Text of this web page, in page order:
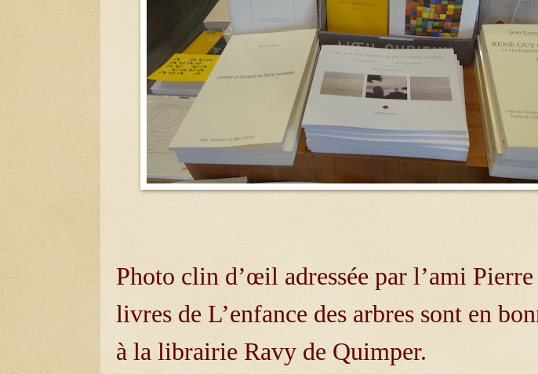
Photo clin d’œil adressée par l’ami
livres de L’enfance des arbres sont en
à la librairie Ravy de Quimper.